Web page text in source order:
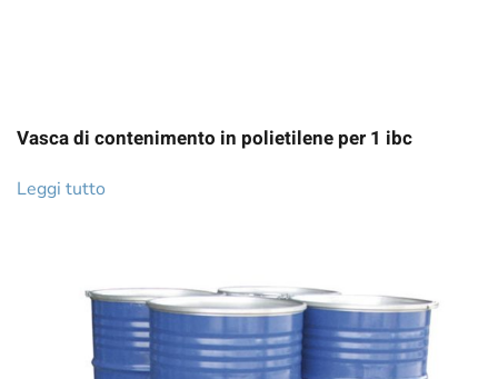
Vasca di contenimento in polietilene per 1 ibc
Leggi tutto